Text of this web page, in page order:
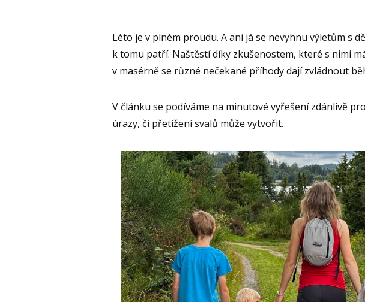
Léto je v plném proudu. A ani já se nevyhnu výletům s
k tomu patří. Naštěstí díky zkušenostem, které s nimi
v masérně se různé nečekané příhody dají zvládnout
V článku se podíváme na minutové vyřešení zdánlivě
úrazy, či přetížení svalů může vytvořit.